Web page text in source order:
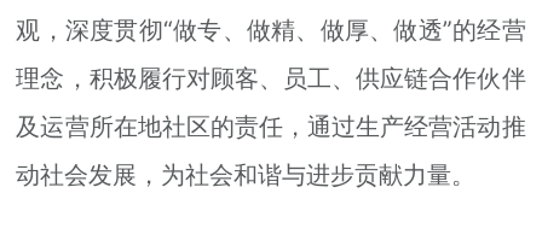
产品中心
可持续发展
观，深度贯彻“做专、做精、做厚、做透”的经营
理念，积极履行对顾客、员工、供应链合作伙伴
及运营所在地社区的责任，通过生产经营活动推
动社会发展，为社会和谐与进步贡献力量。